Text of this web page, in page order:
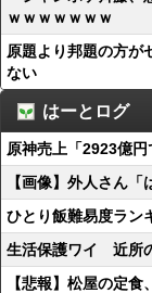
ｗｗｗｗｗｗｗ
原題より邦題の方が
ない
はーとログ
原神売上「2923億円
【画像】外人さん
ひとり飯難易度ラン
生活保護ワイ 近所
【悲報】松屋の定